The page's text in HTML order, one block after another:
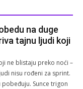
na duge
tajnu ljudi koji
ne blistaju preko noći –
nisu rođeni za sprint.
Sunce trigon